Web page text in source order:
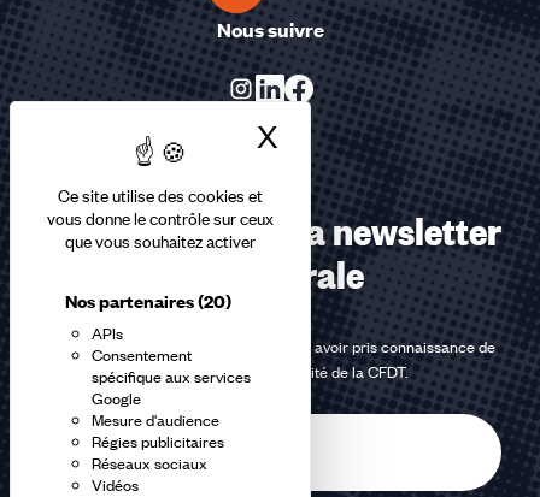
Ce site utilise des cookies et
vous donne le contrôle sur ceux
que vous souhaitez activer
Nos partenaires(20)
APIs
Consentement
spécifique aux services
Google
Mesure d'audience
Régies publicitaires
Réseaux sociaux
Vidéos
X Masquer le
Nous suivre
Abonnez-vous à la newsletter
confédérale
En m'inscrivant à la newsletter, j'affirme avoir pris connaissance de
lapolitique de confidentialité de la CFDT.